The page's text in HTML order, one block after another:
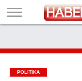
TECH
PROGRAM
PROGNOZA
PUTEVIMA
LISTA
NAMA
POLITIKA